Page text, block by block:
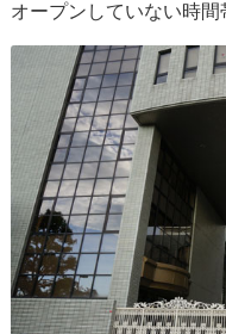
オープンしていない時間